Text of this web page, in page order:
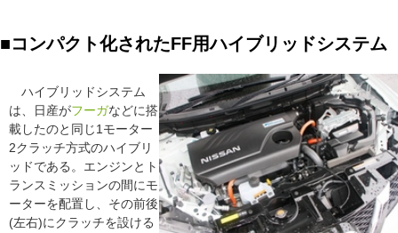
■コンパクト化されたFF用ハイブリッドシステム
ハイブリッドシステム
は、日産がフーガなどに搭
載したのと同じ1モーター
2クラッチ方式のハイブリ
ッドである。エンジンとト
ランスミッションの間にモ
ーターを配置し、その前後
(左右)にクラッチを設ける